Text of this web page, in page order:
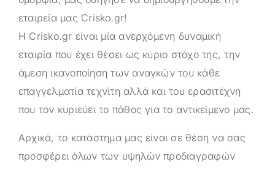
εταιρεία μας Crisko.gr!
Η Crisko.gr είναι μία ανερχόμενη δυναμική
εταιρία που έχει θέσει ως κύριο στόχο της, την
άμεση ικανοποίηση των αναγκών του κάθε
επαγγελματία τεχνίτη αλλά και του ερασιτέχνη
που τον κυριεύει το πάθος για το αντικείμενο μας.
Αρχικά, το κατάστημα μας είναι σε θέση να σας
προσφέρει όλων των υψηλών προδιαγραφών